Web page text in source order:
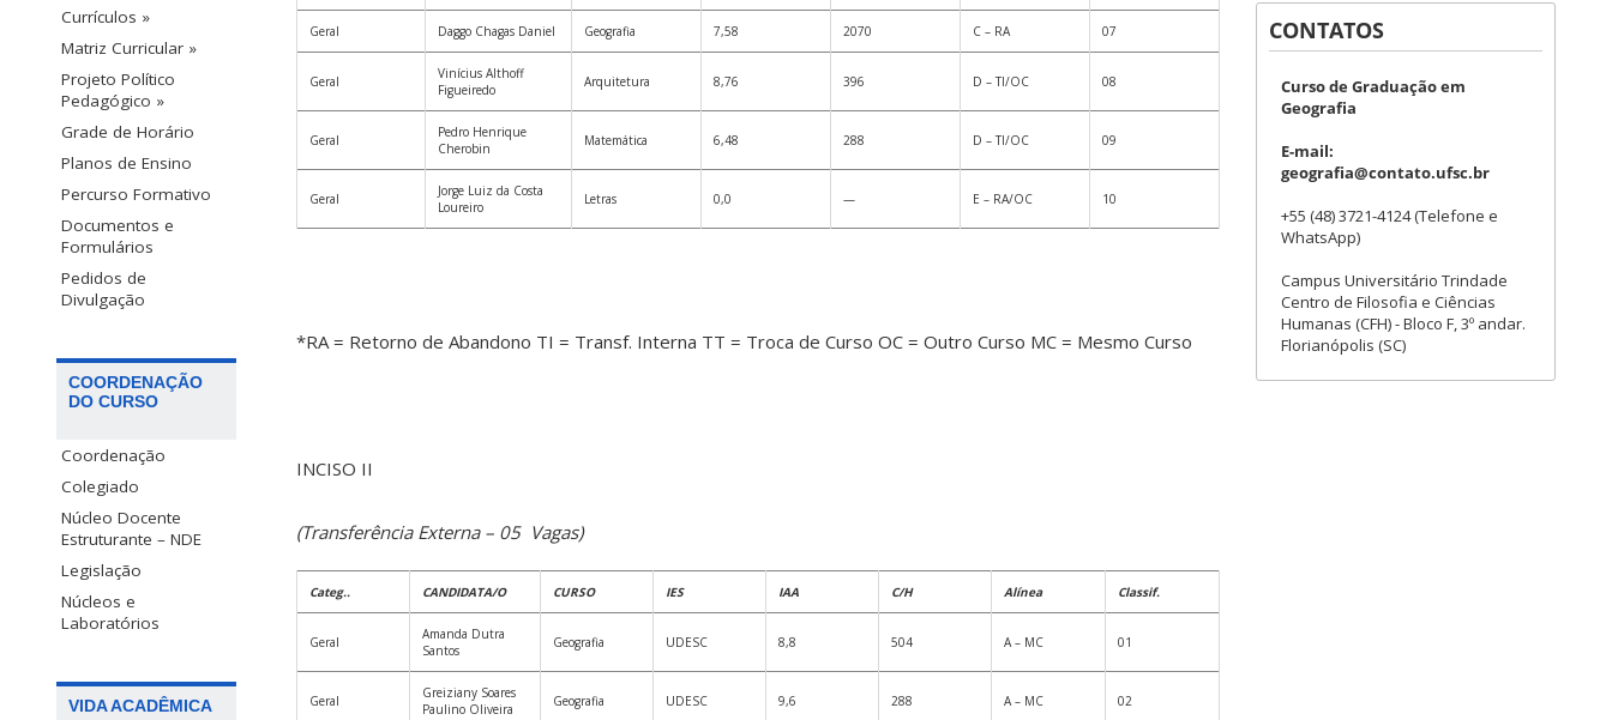
Currículos »
Matriz Curricular »
Projeto Político
Pedagógico »
Grade de Horário
Planos de Ensino
Percurso Formativo
Documentos e
Formulários
Pedidos de
Divulgação
COORDENAÇÃO
DO CURSO
Coordenação
Colegiado
Núcleo Docente
Estruturante – NDE
Legislação
Núcleos e
Laboratórios
VIDA ACADÊMICA
Geral Daggo Chagas Daniel Geografia 7,58 2070 C – RA 07
Geral
Vinícius Althoff
Figueiredo
Arquitetura 8,76 396 D – TI/OC 08
Geral
Pedro Henrique
Cherobin
Matemática 6,48 288 D – TI/OC 09
Geral
Jorge Luiz da Costa
Loureiro
Letras 0,0 — E – RA/OC 10
*RA = Retorno de Abandono TI = Transf. Interna TT = Troca de Curso OC = Outro Curso MC = Mesmo Curso
INCISO II
(Transferência Externa – 05 Vagas)
Categ.. CANDIDATA/O CURSO IES IAA C/H Alínea Classif.
Geral
Amanda Dutra
Santos
Geografia UDESC 8,8 504 A – MC 01
Geral
Greiziany Soares
Paulino Oliveira
Geografia UDESC 9,6 288 A – MC 02
CONTATOS
Curso de Graduação em
Geografia
E-mail:
geografia@contato.ufsc.br
+55 (48) 3721-4124 (Telefone e
WhatsApp)
Campus Universitário Trindade
Centro de Filosofia e Ciências
Humanas (CFH) - Bloco F, 3º andar.
Florianópolis (SC)